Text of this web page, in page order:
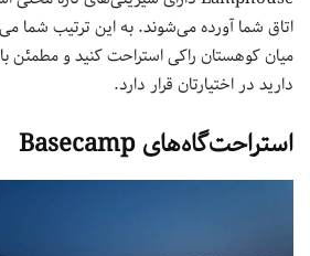
اتاق شما آورده می‌شوند. به این ترتیب شما
میان کوهستان راکی استراحت کنید و مطمئن
دارید در اختیارتان قرار دارد.
استراحت‌گاه‌های Basecamp